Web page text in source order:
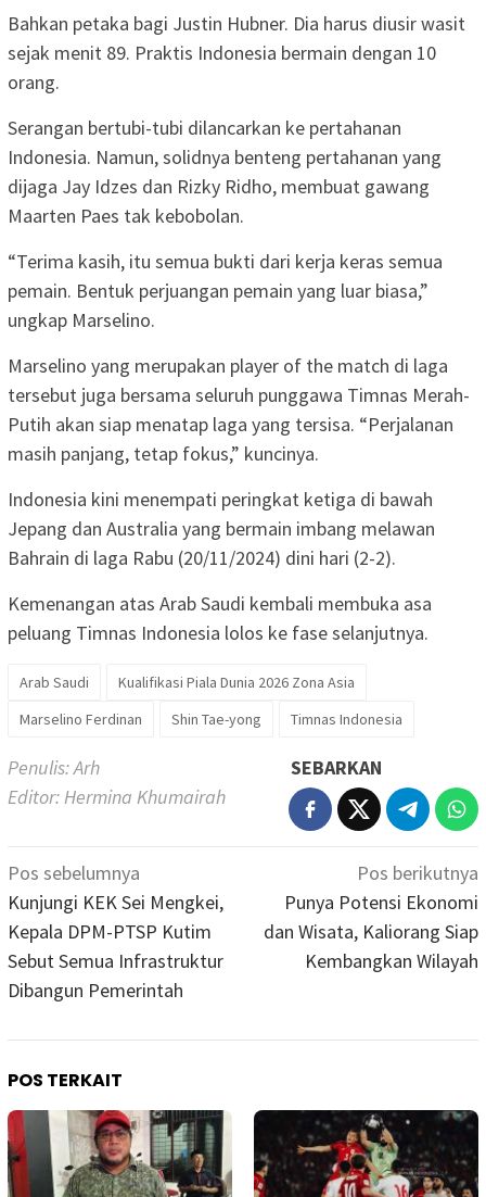
Bahkan petaka bagi Justin Hubner. Dia harus diusir wasit
sejak menit 89. Praktis Indonesia bermain dengan 10
orang.
Serangan bertubi-tubi dilancarkan ke pertahanan
Indonesia. Namun, solidnya benteng pertahanan yang
dijaga Jay Idzes dan Rizky Ridho, membuat gawang
Maarten Paes tak kebobolan.
“Terima kasih, itu semua bukti dari kerja keras semua
pemain. Bentuk perjuangan pemain yang luar biasa,”
ungkap Marselino.
Marselino yang merupakan player of the match di laga
tersebut juga bersama seluruh punggawa Timnas Merah-
Putih akan siap menatap laga yang tersisa. “Perjalanan
masih panjang, tetap fokus,” kuncinya.
Indonesia kini menempati peringkat ketiga di bawah
Jepang dan Australia yang bermain imbang melawan
Bahrain di laga Rabu (20/11/2024) dini hari (2-2).
Kemenangan atas Arab Saudi kembali membuka asa
peluang Timnas Indonesia lolos ke fase selanjutnya.
Arab Saudi
Kualifikasi Piala Dunia 2026 Zona Asia
Marselino Ferdinan
Shin Tae-yong Timnas Indonesia
Penulis: Arh
Editor: Hermina Khumairah
SEBARKAN
Navigasi
pos
Pos sebelumnya
Kunjungi KEK Sei Mengkei,
Kepala DPM-PTSP Kutim
Sebut Semua Infrastruktur
Dibangun Pemerintah
Pos berikutnya
Punya Potensi Ekonomi
dan Wisata, Kaliorang Siap
Kembangkan Wilayah
POS TERKAIT